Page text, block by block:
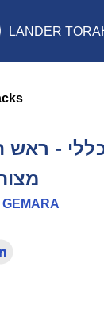
LANDER
- ראש
GEMARA